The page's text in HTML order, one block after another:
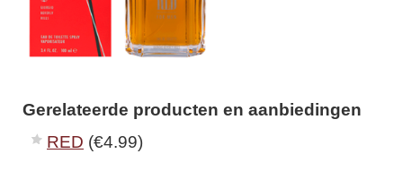
Gerelateerde producten en aanbiedingen
RED (€4.99)